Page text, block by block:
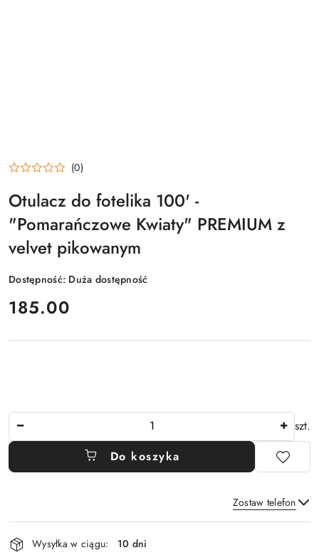
(0)
Otulacz do fotelika 100' -
"Pomarańczowe Kwiaty" PREMIUM z
velvet pikowanym
Dostępność: Duża dostępność
cena:
185.00
szt.
Do koszyka
Zostaw telefon
Dostępność
Wysyłka w ciągu: 10 dni